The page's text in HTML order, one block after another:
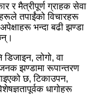
र मैत्रीपूर्ण ग्राहक सेवा
तपाईंको विचारहरू
भन्दा बढी झण्डा
डिजाइन, लोगो, वा
झण्डामा रूपान्तरण
छ, टिकाउपन,
धागोहरू